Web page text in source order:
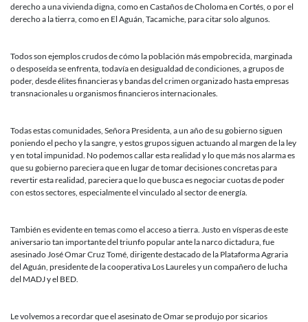
derecho a una vivienda digna, como en Castaños de Choloma en Cortés, o por el
derecho a la tierra, como en El Aguán, Tacamiche, para citar solo algunos.
Todos son ejemplos crudos de cómo la población más empobrecida, marginada
o desposeída se enfrenta, todavía en desigualdad de condiciones, a grupos de
poder, desde élites financieras y bandas del crimen organizado hasta empresas
transnacionales u organismos financieros internacionales.
Todas estas comunidades, Señora Presidenta, a un año de su gobierno siguen
poniendo el pecho y la sangre, y estos grupos siguen actuando al margen de la ley
y en total impunidad. No podemos callar esta realidad y lo que más nos alarma es
que su gobierno pareciera que en lugar de tomar decisiones concretas para
revertir esta realidad, pareciera que lo que busca es negociar cuotas de poder
con estos sectores, especialmente el vinculado al sector de energía.
También es evidente en temas como el acceso a tierra. Justo en vísperas de este
aniversario tan importante del triunfo popular ante la narco dictadura, fue
asesinado José Omar Cruz Tomé, dirigente destacado de la Plataforma Agraria
del Aguán, presidente de la cooperativa Los Laureles y un compañero de lucha
del MADJ y el BED.
Le volvemos a recordar que el asesinato de Omar se produjo por sicarios